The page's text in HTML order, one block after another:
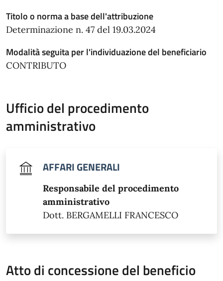
Titolo o norma a base dell'attribuzione
Determinazione n. 47 del 19.03.2024
Modalità seguita per l'individuazione del beneficiario
CONTRIBUTO
Ufficio del procedimento
amministrativo
AFFARI GENERALI
Responsabile del procedimento
amministrativo
Dott. BERGAMELLI FRANCESCO
Atto di concessione del beneficio